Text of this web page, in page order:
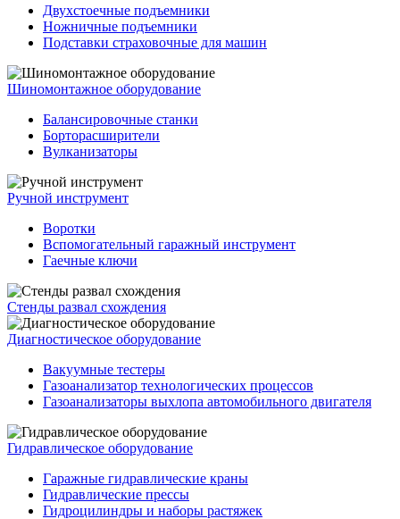
Двухстоечные подъемники
Ножничные подъемники
Подставки страховочные для машин
Шиномонтажное оборудование
Балансировочные станки
Борторасширители
Вулканизаторы
Ручной инструмент
Воротки
Вспомогательный гаражный инструмент
Гаечные ключи
Стенды развал схождения
Диагностическое оборудование
Вакуумные тестеры
Газоанализатор технологических процессов
Газоанализаторы выхлопа автомобильного двигателя
Гидравлическое оборудование
Гаражные гидравлические краны
Гидравлические прессы
Гидроцилиндры и наборы растяжек